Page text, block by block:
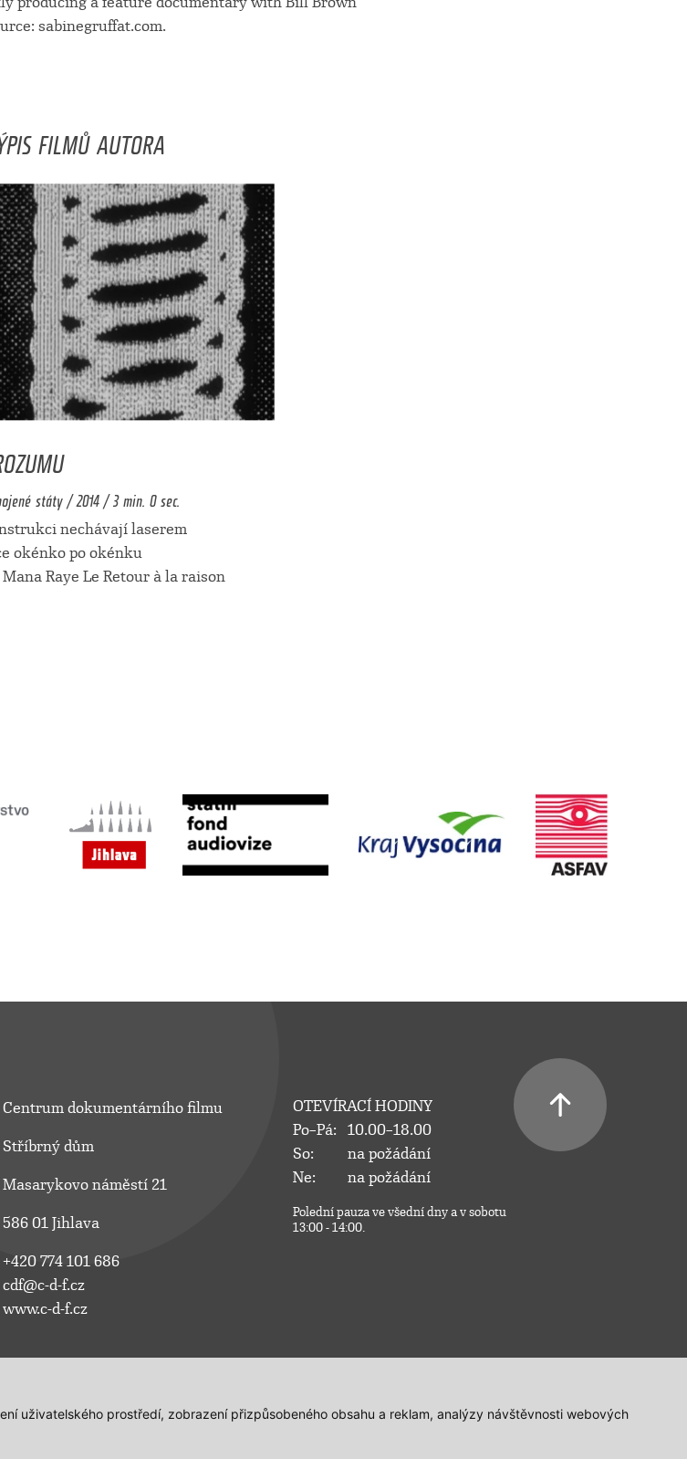
uživatelského prostředí, zobrazení přizpůsobeného obsahu a reklam, analýzy návštěvnosti webových
sabinegruffat.com.
FILMŮ AUTORA
státy / 2014 / 3 min. 0 sec.
nechávají laserem
okénko po okénku
Raye Le Retour à la raison
Centrum dokumentárního filmu
Stříbrný dům
Masarykovo náměstí 21
586 01 Jihlava
+420 774 101 686
cdf@c-d-f.cz
www.c-d-f.cz
OTEVÍRACÍ HODINY
Po–Pá:
10.00–18.00
So:
na požádání
Ne:
na požádání
Polední pauza ve všední dny a v sobotu
13:00 - 14:00.